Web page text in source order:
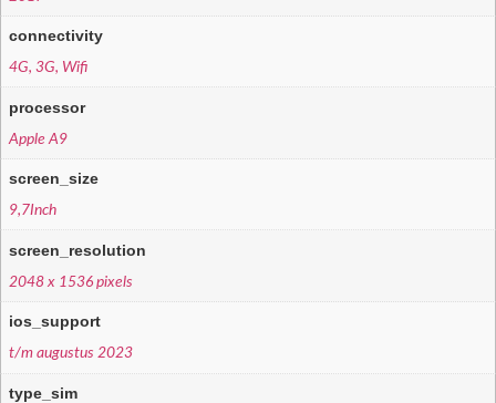
connectivity
4G, 3G, Wifi
processor
Apple A9
screen_size
9,7Inch
screen_resolution
2048 x 1536 pixels
ios_support
t/m augustus 2023
type_sim